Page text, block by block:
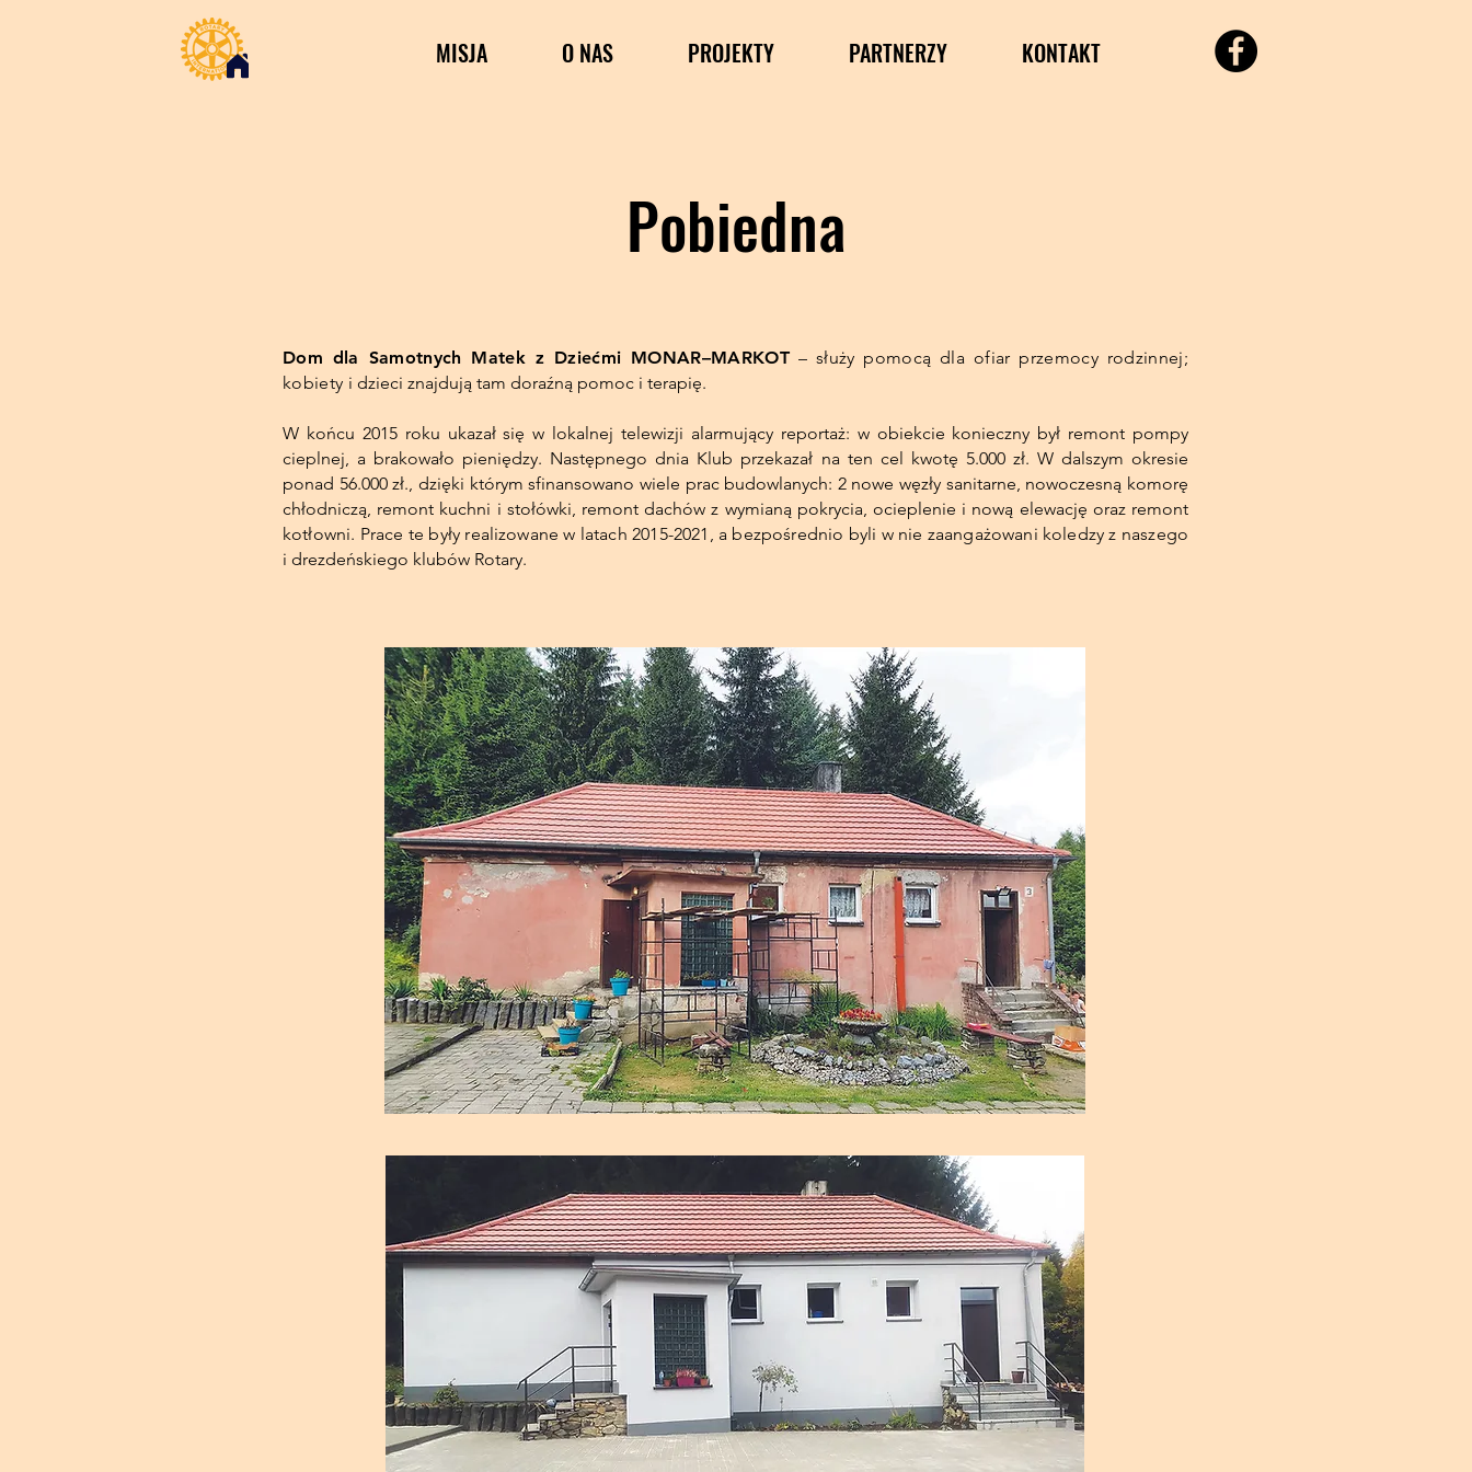
MISJA O NAS PROJEKTY PARTNERZY KONTAKT
Pobiedna
Dom dla Samotnych Matek z Dziećmi MONAR–MARKOT– służy pomocą dla ofiar przemocy rodzinnej;
kobiety idzieci znajdują tam doraźną pomoc i terapię.
W końcu 2015 roku ukazał się w lokalnej telewizji alarmujący reportaż: w obiekcie konieczny był remont pompy
cieplnej, a brakowało pieniędzy. Następnego dnia Klub przekazał na ten cel kwotę 5.000 zł. W dalszym okresie
ponad 56.000 zł., dzięki którym sfinansowano wiele prac budowlanych: 2 nowe węzły sanitarne, nowoczesną komorę
chłodniczą, remont kuchni i stołówki, remont dachów z wymianą pokrycia, ocieplenie i nową elewację oraz remont
kotłowni. Prace te były realizowane w latach 2015-2021, a bezpośrednio byli w nie zaangażowani koledzy z naszego
idrezdeńskiego klubów Rotary.